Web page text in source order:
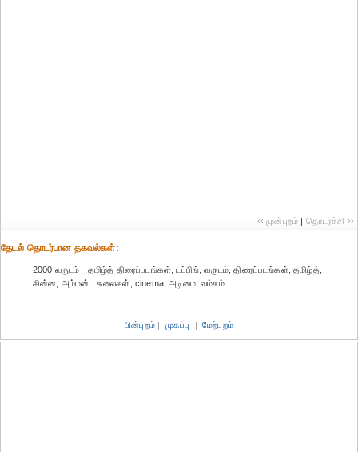
‹‹ முன்புறம் | தொடர்ச்சி ››
தேட‌ல் தொட‌ர்பான தகவ‌ல்க‌ள்:
2000 வருடம் - தமிழ்த் திரைப்படங்கள், டப்பிங், வருடம், திரைப்படங்கள், தமிழ்த்,
சின்ன, அம்மன் , கலைகள், cinema, அடிமை, வம்சம்
பின்புறம் | முகப்பு | மேற்புறம்